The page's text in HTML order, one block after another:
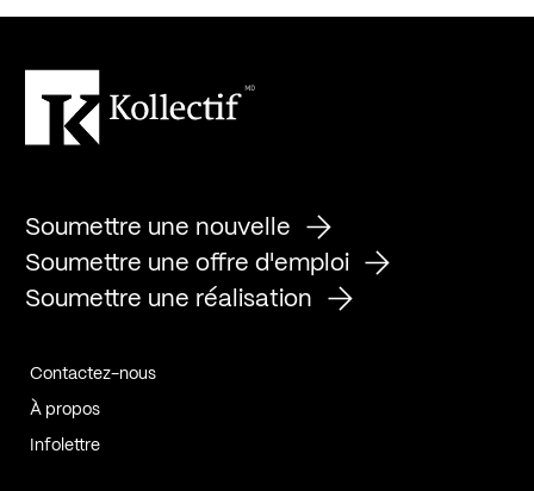
Soumettre une nouvelle
Soumettre une offre d'emploi
Soumettre une réalisation
Contactez-nous
À propos
Infolettre